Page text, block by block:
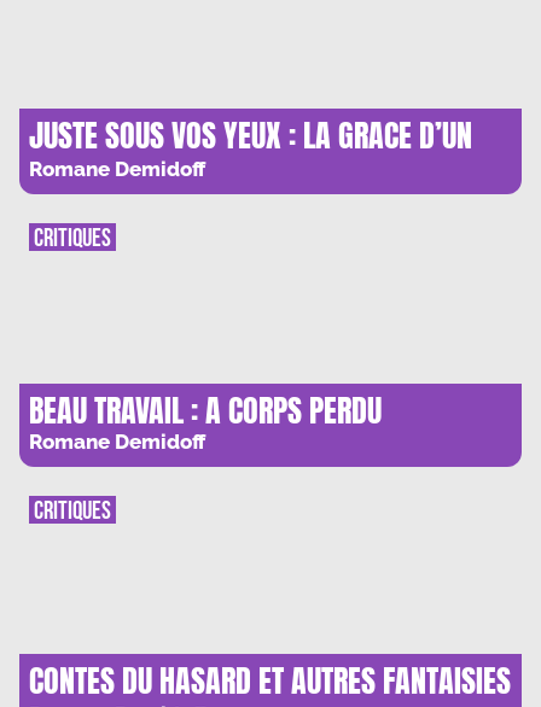
JUSTE SOUS VOS YEUX : LA GRACE D’UN
INSTANT
Romane Demidoff
BEAU TRAVAIL : A CORPS PERDU
Romane Demidoff
CRITIQUES
CONTES DU HASARD ET AUTRES FANTAISIES
CRITIQUES